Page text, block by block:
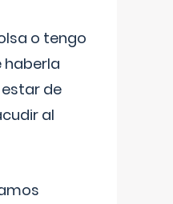
o tengo
haberla
de
al